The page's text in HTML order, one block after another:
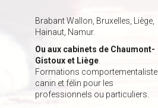
Brabant Wallon, Bruxelles, Liège,
Hainaut, Namur.
Ou aux cabinets de Chaumont-
Gistoux et Liège
Formations comportementaliste
canin et félin pour les
professionnels ou particuliers.